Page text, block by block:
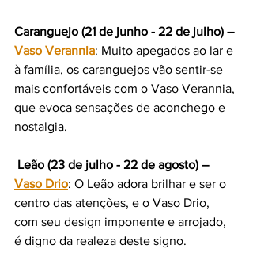
Caranguejo (21 de junho - 22 de julho) –
Vaso Verannia: Muito apegados ao lar e
à família, os caranguejos vão sentir-se
mais confortáveis com o Vaso Verannia,
que evoca sensações de aconchego e
nostalgia.
Leão (23 de julho - 22 de agosto) –
Vaso Drio: O Leão adora brilhar e ser o
centro das atenções, e o Vaso Drio,
com seu design imponente e arrojado,
é digno da realeza deste signo.